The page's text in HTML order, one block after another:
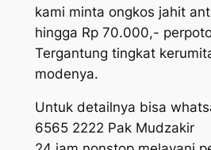
kami minta ongkos jahit
hingga Rp 70.000,-
Tergantung tingkat
modenya.
Untuk detailnya bisa
6565 2222 Pak Mudzakir